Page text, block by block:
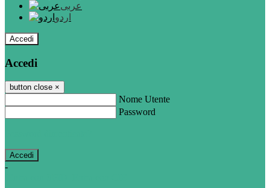
عربى
اردو
Accedi
Accedi
button close ×
Nome Utente
Password
-